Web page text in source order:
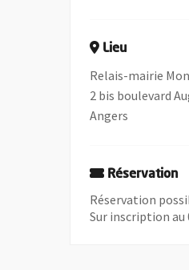
Lieu
Relais-mairie
2 bis boulevard
Angers
Réservation
Réservation
Sur inscription au